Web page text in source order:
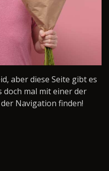
aber diese Seite gibt es
doch mal mit einer der
Navigation finden!